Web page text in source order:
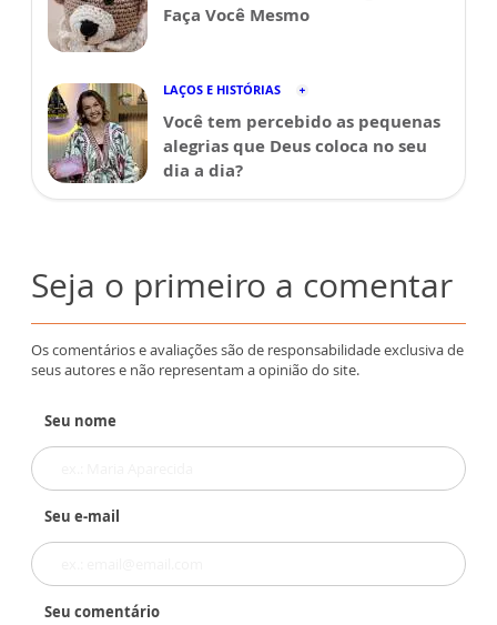
Faça Você Mesmo
LAÇOS E HISTÓRIAS
Você tem percebido as pequenas
alegrias que Deus coloca no seu
dia a dia?
Seja o primeiro a comentar
Os comentários e avaliações são de responsabilidade exclusiva de
seus autores e não representam a opinião do site.
Seu nome
Seu e-mail
Seu comentário